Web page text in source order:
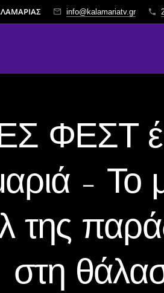
info@kalamariatv.gr
ΦΕΣΤ
– Το
της
στη